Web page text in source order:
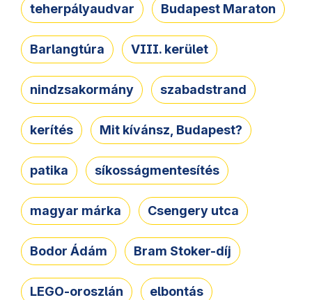
teherpályaudvar Budapest Maraton
Barlangtúra VIII. kerület
nindzsakormány szabadstrand
kerítés Mit kívánsz, Budapest?
patika síkosságmentesítés
magyar márka Csengery utca
Bodor Ádám Bram Stoker-díj
LEGO-oroszlán elbontás